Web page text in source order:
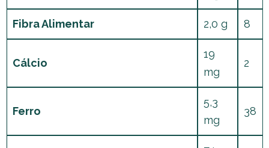
Fibra Alimentar 2,0 g 8
Cálcio
19
mg
2
Ferro
5,3
mg
38